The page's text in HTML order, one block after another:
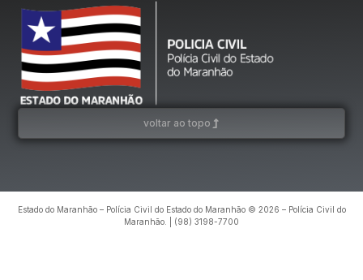
voltar ao topo
Estado do Maranhão – Polícia Civil do Estado do Maranhão © 2026 – Polícia Civil do
Maranhão. | (98) 3198-7700